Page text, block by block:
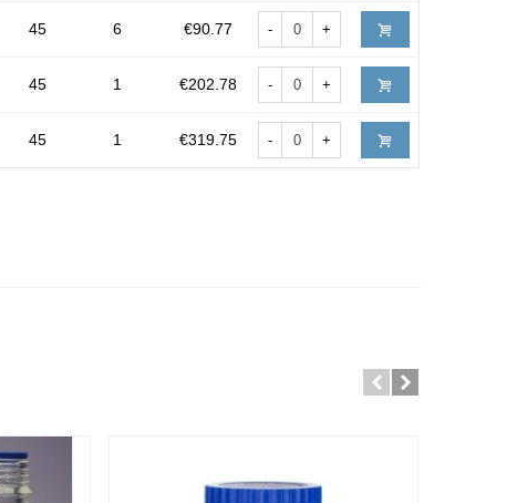
45 6 €90.77 - +
45 1 €202.78 - +
45 1 €319.75 - +